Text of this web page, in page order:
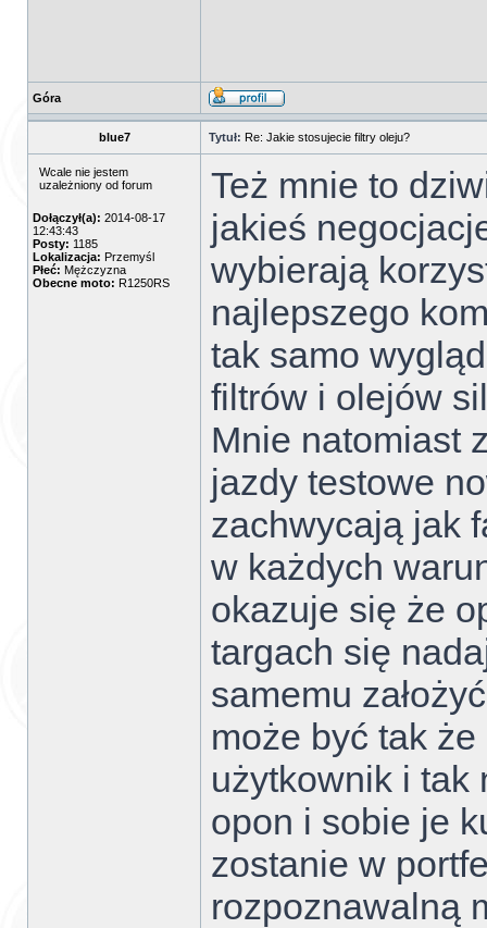
Góra
blue7 Tytuł: Re: Jakie stosujecie filtry oleju?
Wcale nie jestem
uzależniony od forum
Dołączył(a): 2014-08-17
12:43:43
Posty: 1185
Lokalizacja: Przemyśl
Płeć: Mężczyzna
Obecne moto: R1250RS
Też mnie to
jakieś
wybierają
najlepszego
tak samo
filtrów i olejów
Mnie natomiast
jazdy testowe
zachwycają jak
w każdych
okazuje się że
targach się
samemu
może być tak
użytkownik i tak
opon i sobie je
zostanie w
rozpoznawalną